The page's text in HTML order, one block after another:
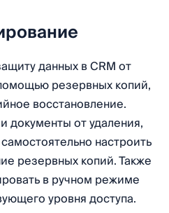
данных в CRM от
резервных копий,
восстановление.
от удаления,
настроить
резервных копий. Также
в ручном режиме
уровня доступа.